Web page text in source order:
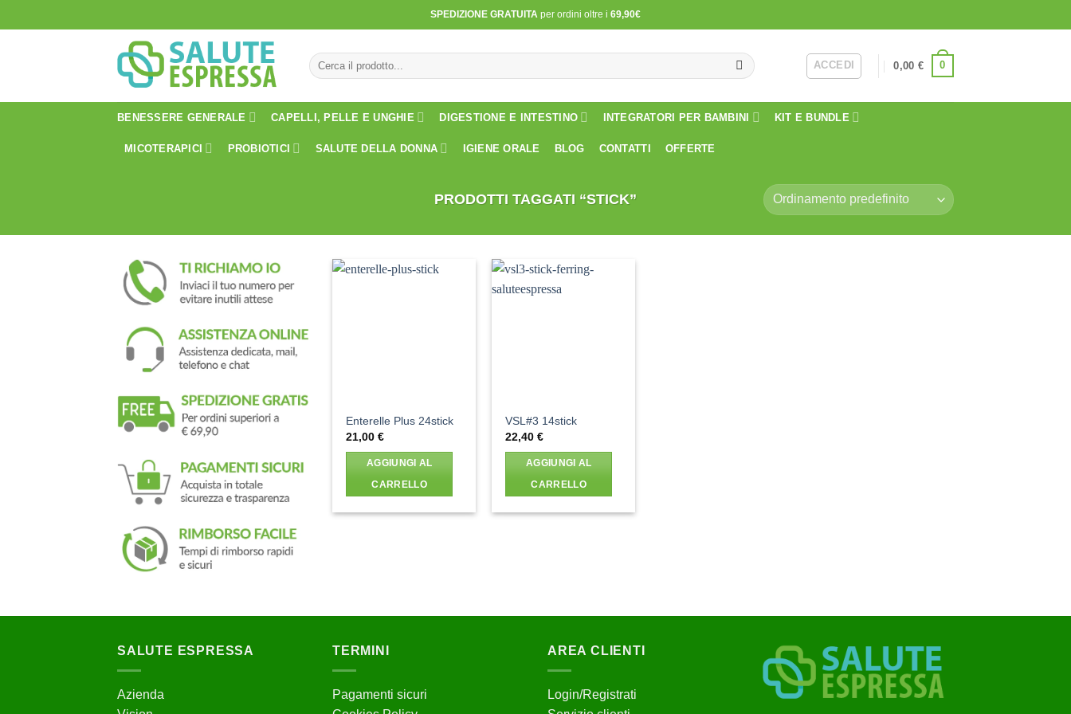
ai
SPEDIZIONE GRATUITA per ordini oltre i 69,90€
Cerca: ACCEDI 0,00 € 0
BENESSERE GENERALE CAPELLI, PELLE E UNGHIE DIGESTIONE E INTESTINO INTEGRATORI PER BAMBINI KIT E BUNDLE
MICOTERAPICI PROBIOTICI SALUTE DELLA DONNA IGIENE ORALE BLOG CONTATTI OFFERTE
PRODOTTI TAGGATI “STICK”
Enterelle Plus 24stick
21,00€
AGGIUNGI AL
CARRELLO
VSL#3 14stick
22,40€
AGGIUNGI AL
CARRELLO
SALUTE ESPRESSA
Azienda
TERMINI
Pagamenti sicuri
AREA CLIENTI
Login/Registrati